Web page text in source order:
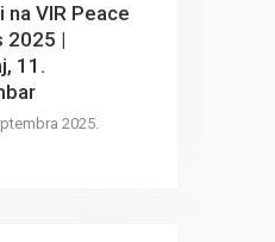
na VIR Peace
2025 |
11.
2025.